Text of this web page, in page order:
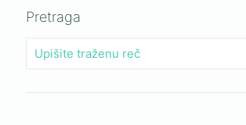
Pretraga